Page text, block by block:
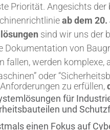
Priorität. Angesichts
ab dem
sind wir uns der
Dokumentation von
fallen, werden
oder
zu erfüllen,
für
und
einen Fokus auf